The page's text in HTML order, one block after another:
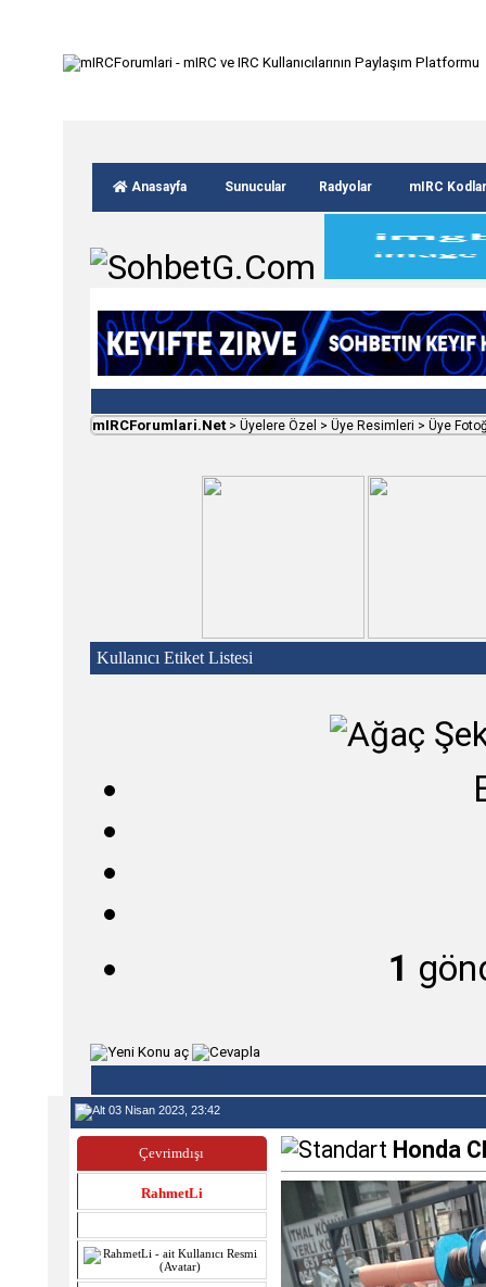
Anasayfa Sunucular Radyolar mIRC Kodlar
mIRCForumlari.Net > Üyelere Özel > Üye Resimleri > Üye
Kullanıcı Etiket Listesi
1
03 Nisan 2023, 23:42
Çevrimdışı
RahmetLi
Honda